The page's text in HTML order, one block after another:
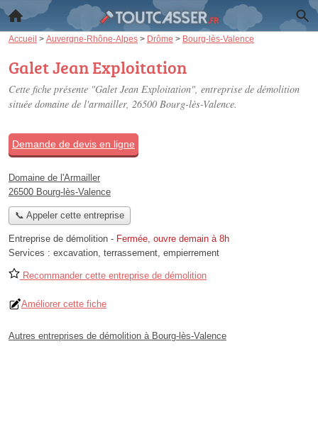
Accueil > Auvergne-Rhône-Alpes > Drôme > Bourg-lès-Valence
Galet Jean Exploitation
Cette fiche présente "Galet Jean Exploitation", entreprise de démolition
située domaine de l'armailler, 26500 Bourg-lès-Valence.
Demande de devis en ligne
Domaine de l'Armailler
26500 Bourg-lès-Valence
📞 Appeler cette entreprise
Entreprise de démolition - Fermée, ouvre demain à 8h
Services : excavation, terrassement, empierrement
Recommander cette entreprise de démolition
Améliorer cette fiche
Autres entreprises de démolition à Bourg-lès-Valence